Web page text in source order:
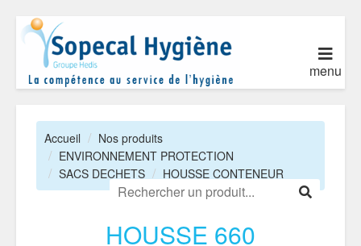
menu
Accueil
Nos produits
ENVIRONNEMENT PROTECTION
SACS DECHETS
HOUSSE CONTENEUR
HOUSSE 660